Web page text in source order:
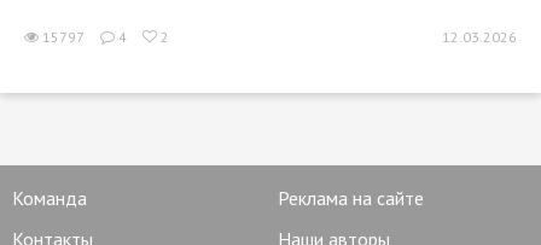
15797 4 2 12.03.2026
Команда
Реклама на сайте
Контакты
Наши авторы